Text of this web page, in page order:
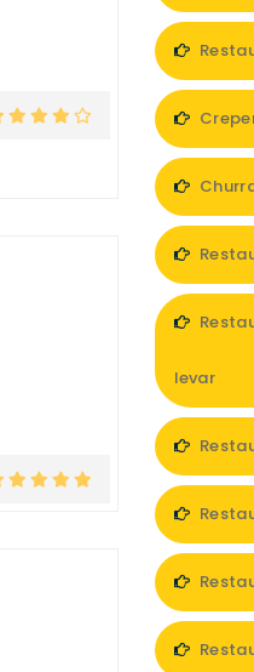
levar